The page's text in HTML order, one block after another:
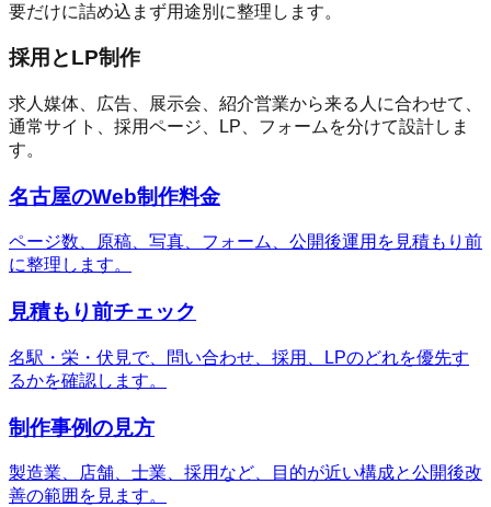
要だけに詰め込まず用途別に整理します。
採用とLP制作
求人媒体、広告、展示会、紹介営業から来る人に合わせて、
通常サイト、採用ページ、LP、フォームを分けて設計しま
す。
名古屋のWeb制作料金
ページ数、原稿、写真、フォーム、公開後運用を見積もり前
に整理します。
見積もり前チェック
名駅・栄・伏見で、問い合わせ、採用、LPのどれを優先す
るかを確認します。
制作事例の見方
製造業、店舗、士業、採用など、目的が近い構成と公開後改
善の範囲を見ます。